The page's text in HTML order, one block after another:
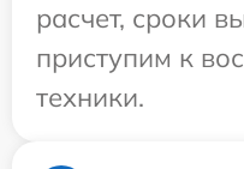
расчет, сроки
приступим к
техники.